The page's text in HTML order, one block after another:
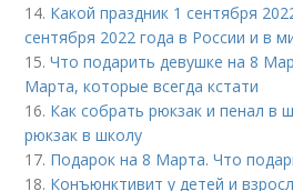
14. Какой праздник 1 сентября
сентября 2022 года в России и в
15.Что подарить девушке на 8
Марта, которые всегда кстати
16. Как собрать рюкзак и пенал в
рюкзак в школу
17. Подарок на 8 Марта. Что
18. Конъюнктивит у детей и